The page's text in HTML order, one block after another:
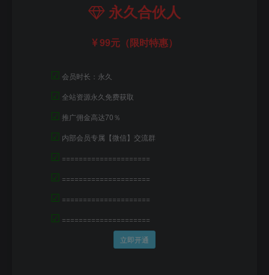
永久合伙人
99元（限时特惠）
☑ 会员时长：永久
☑ 全站资源永久免费获取
☑ 推广佣金高达70％
☑ 内部会员专属【微信】交流群
☑ =====================
☑ =====================
☑ =====================
☑ =====================
立即开通